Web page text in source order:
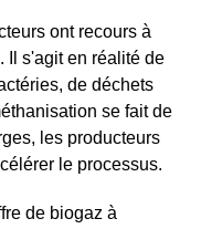
ont recours à
Il s'agit en réalité de
de déchets
se fait de
les producteurs
le processus.
de biogaz à